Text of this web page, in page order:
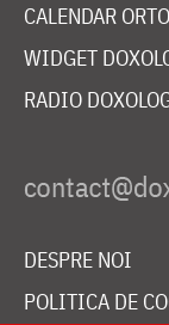
CALENDAR
WIDGET
RADIO
DESPRE NOI
POLITICA DE